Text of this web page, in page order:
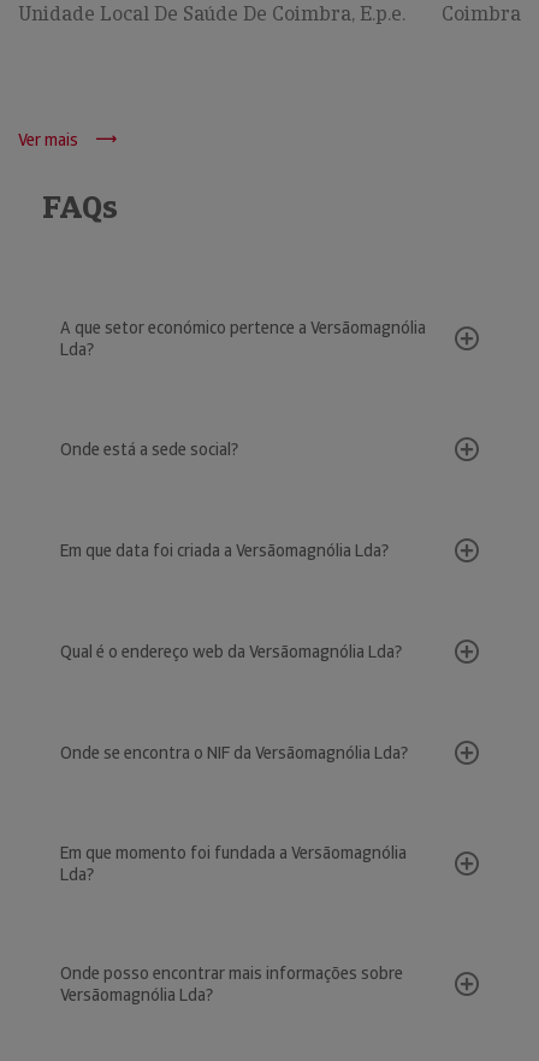
Unidade Local De Saúde De Coimbra, E.p.e. Coimbra
Ver mais
FAQs
A que setor económico pertence a Versãomagnólia
Lda?
Onde está a sede social?
Em que data foi criada a Versãomagnólia Lda?
Qual é o endereço web da Versãomagnólia Lda?
Onde se encontra o NIF da Versãomagnólia Lda?
Em que momento foi fundada a Versãomagnólia
Lda?
Onde posso encontrar mais informações sobre
Versãomagnólia Lda?